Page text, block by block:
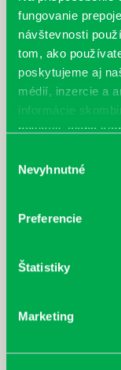
fungovanie
návštevnosti
tom, ako
poskytujeme aj
médií, inzercie a
informácie
poskytli, alebo
súhlasu
Nevyhnutné
Preferencie
Štatistiky
Marketing